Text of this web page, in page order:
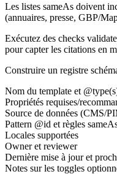
Les listes sameAs doivent
(annuaires, presse, GBP/
Exécutez des checks
pour capter les citations en
Construire un registre
Nom du template et
Propriétés requises/
Source de données (CMS/
Pattern @id et règles
Locales supportées
Owner et reviewer
Dernière mise à jour et
Notes sur les toggles